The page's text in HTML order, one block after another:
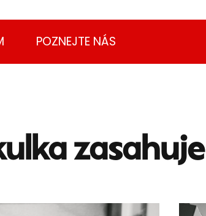
POZNEJTE NÁS
zasahuje